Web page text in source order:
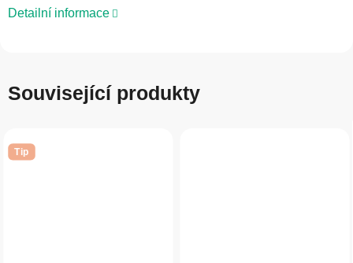
Detailní informace
Související produkty
Tip